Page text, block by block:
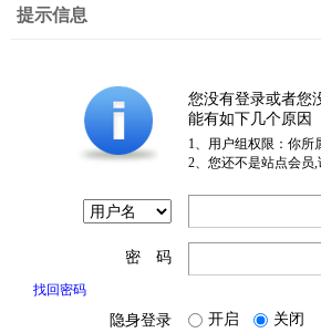
提示信息
您没有登录或者您
能有如下几个原因
1、用户组权限：你所
2、您还不是站点会员
密 码
找回密码
隐身登录 开启 关闭